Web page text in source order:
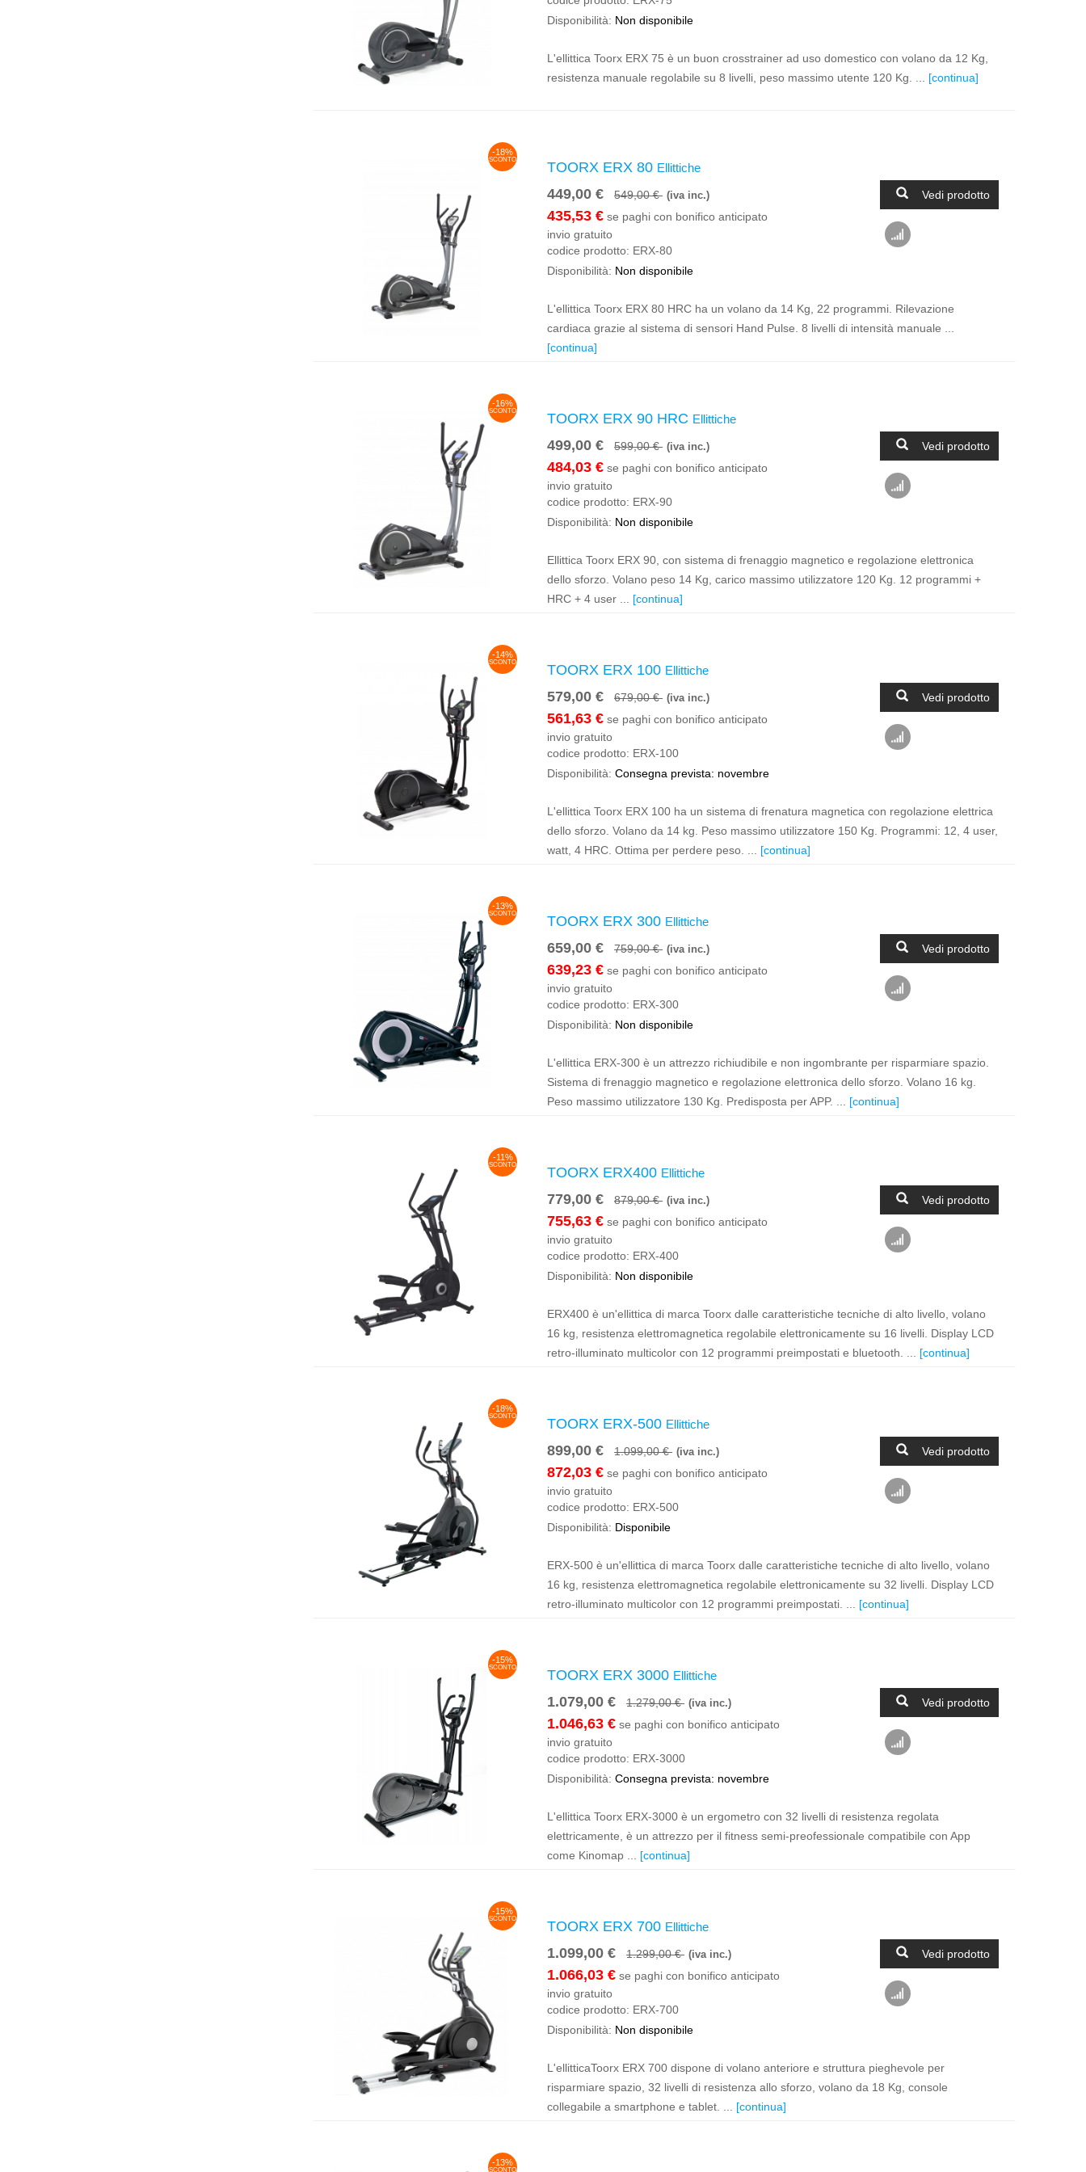
Disponibilità: Non disponibile
L'ellittica Toorx ERX 75 è un buon crosstrainer ad uso domestico con volano da 12 Kg,
resistenza manuale regolabile su 8 livelli, peso massimo utente 120 Kg. ... [continua]
-18%
SCONTO TOORX ERX 80 Ellittiche
449,00 € 549,00 € (iva inc.)
435,53 € se paghi con bonifico anticipato
invio gratuito
codice prodotto: ERX-80
Disponibilità: Non disponibile
Vedi prodotto
L'ellittica Toorx ERX 80 HRC ha un volano da 14 Kg, 22 programmi. Rilevazione
cardiaca grazie al sistema di sensori Hand Pulse. 8 livelli di intensità manuale ...
[continua]
-16%
SCONTO TOORX ERX 90 HRC Ellittiche
499,00 € 599,00 € (iva inc.)
484,03 € se paghi con bonifico anticipato
invio gratuito
codice prodotto: ERX-90
Disponibilità: Non disponibile
Vedi prodotto
Ellittica Toorx ERX 90, con sistema di frenaggio magnetico e regolazione elettronica
dello sforzo. Volano peso 14 Kg, carico massimo utilizzatore 120 Kg. 12 programmi +
HRC + 4 user ... [continua]
-14%
SCONTO TOORX ERX 100 Ellittiche
579,00 € 679,00 € (iva inc.)
561,63 € se paghi con bonifico anticipato
invio gratuito
codice prodotto: ERX-100
Disponibilità: Consegna prevista: novembre
Vedi prodotto
L'ellittica Toorx ERX 100 ha un sistema di frenatura magnetica con regolazione elettrica
dello sforzo. Volano da 14 kg. Peso massimo utilizzatore 150 Kg. Programmi: 12, 4 user,
watt, 4 HRC. Ottima per perdere peso. ... [continua]
-13%
SCONTO TOORX ERX 300 Ellittiche
659,00 € 759,00 € (iva inc.)
639,23 € se paghi con bonifico anticipato
invio gratuito
codice prodotto: ERX-300
Disponibilità: Non disponibile
Vedi prodotto
L'ellittica ERX-300 è un attrezzo richiudibile e non ingombrante per risparmiare spazio.
Sistema di frenaggio magnetico e regolazione elettronica dello sforzo. Volano 16 kg.
Peso massimo utilizzatore 130 Kg. Predisposta per APP. ... [continua]
-11%
SCONTO TOORX ERX400 Ellittiche
779,00 € 879,00 € (iva inc.)
755,63 € se paghi con bonifico anticipato
invio gratuito
codice prodotto: ERX-400
Disponibilità: Non disponibile
Vedi prodotto
ERX400 è un'ellittica di marca Toorx dalle caratteristiche tecniche di alto livello, volano
16 kg, resistenza elettromagnetica regolabile elettronicamente su 16 livelli. Display LCD
retro-illuminato multicolor con 12 programmi preimpostati e bluetooth. ... [continua]
-18%
SCONTO TOORX ERX-500 Ellittiche
899,00 € 1.099,00 € (iva inc.)
872,03 € se paghi con bonifico anticipato
invio gratuito
codice prodotto: ERX-500
Disponibilità: Disponibile
Vedi prodotto
ERX-500 è un'ellittica di marca Toorx dalle caratteristiche tecniche di alto livello, volano
16 kg, resistenza elettromagnetica regolabile elettronicamente su 32 livelli. Display LCD
retro-illuminato multicolor con 12 programmi preimpostati. ... [continua]
-15%
SCONTO TOORX ERX 3000 Ellittiche
1.079,00 € 1.279,00 € (iva inc.)
1.046,63 € se paghi con bonifico anticipato
invio gratuito
codice prodotto: ERX-3000
Disponibilità: Consegna prevista: novembre
Vedi prodotto
L'ellittica Toorx ERX-3000 è un ergometro con 32 livelli di resistenza regolata
elettricamente, è un attrezzo per il fitness semi-preofessionale compatibile con App
come Kinomap ... [continua]
-15%
SCONTO TOORX ERX 700 Ellittiche
1.099,00 € 1.299,00 € (iva inc.)
1.066,03 € se paghi con bonifico anticipato
invio gratuito
codice prodotto: ERX-700
Disponibilità: Non disponibile
Vedi prodotto
L'ellitticaToorx ERX 700 dispone di volano anteriore e struttura pieghevole per
risparmiare spazio, 32 livelli di resistenza allo sforzo, volano da 18 Kg, console
collegabile a smartphone e tablet. ... [continua]
-13%
SCONTO